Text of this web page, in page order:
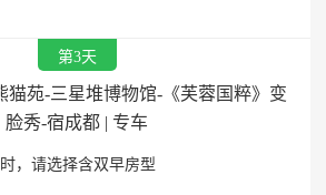
第3天
猫苑-三星堆博物馆-《芙蓉国粹》变
脸秀-宿成都 | 专车
，请选择含双早房型